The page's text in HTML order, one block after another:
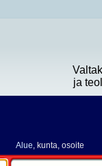
ja
Alue, kunta, osoite